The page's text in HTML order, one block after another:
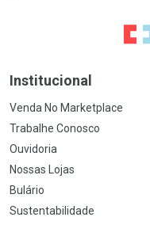
Ir
Institucional
Venda No Marketplace
Trabalhe Conosco
Ouvidoria
Nossas Lojas
Bulário
Sustentabilidade